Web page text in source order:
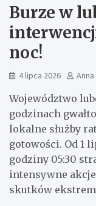
Burze w
noc!
4 lipca 2026
Województwo
godzinach
lokalne służby
gotowości. Od 1
godziny 05:30
intensywne
skutków